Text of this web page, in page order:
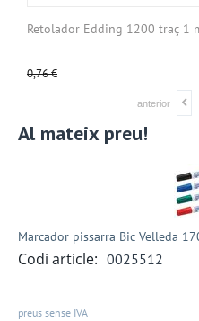
Retolador Edding 1200 traç 1
0,76€
anterior
Al mateix preu!
Marcador pissarra Bic Velleda
Codi article: 0025512
preus sense IVA